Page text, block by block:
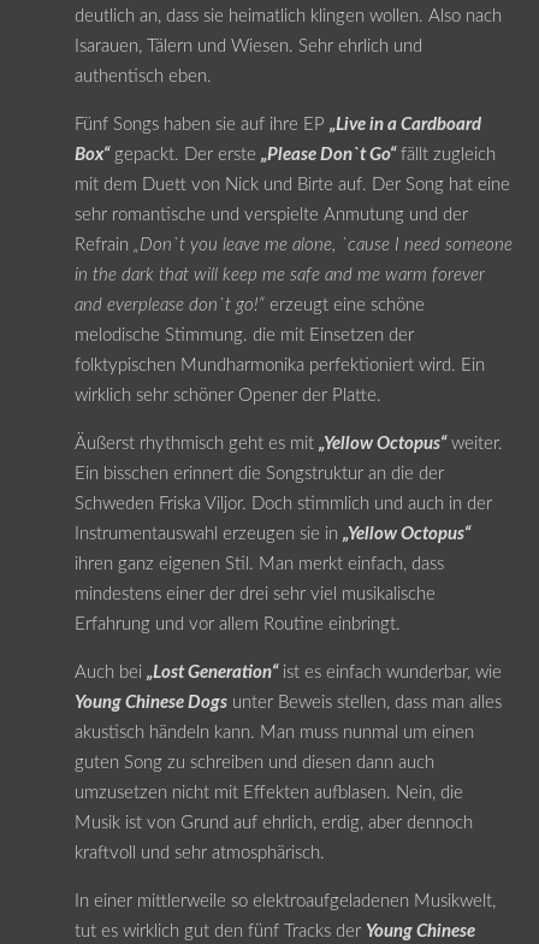
deutlich an, dass sie heimatlich klingen wollen. Also nach
Isarauen, Tälern und Wiesen. Sehr ehrlich und
authentisch eben.
Fünf Songs haben sie auf ihre EP „Live in a Cardboard
Box“gepackt. Der erste „Please Don`t Go“fällt zugleich
mit dem Duett von Nick und Birte auf. Der Song hat eine
sehr romantische und verspielte Anmutung und der
Refrain
„Don`t you leave me alone, `cause I need someone
in the dark that will keep me safe and me warm forever
and everplease don`t go!“erzeugt eine schöne
melodische Stimmung. die mit Einsetzen der
folktypischen Mundharmonika perfektioniert wird. Ein
wirklich sehr schöner Opener der Platte.
Äußerst rhythmisch geht es mit „Yellow Octopus“weiter.
Ein bisschen erinnert die Songstruktur an die der
Schweden Friska Viljor. Doch stimmlich und auch in der
Instrumentauswahl erzeugen sie in „Yellow Octopus“
ihren ganz eigenen Stil. Man merkt einfach, dass
mindestens einer der drei sehr viel musikalische
Erfahrung und vor allem Routine einbringt.
Auch bei „Lost Generation“ist es einfach wunderbar, wie
Young Chinese Dogsunter Beweis stellen, dass man alles
akustisch händeln kann. Man muss nunmal um einen
guten Song zu schreiben und diesen dann auch
umzusetzen nicht mit Effekten aufblasen. Nein, die
Musik ist von Grund auf ehrlich, erdig, aber dennoch
kraftvoll und sehr atmosphärisch.
In einer mittlerweile so elektroaufgeladenen Musikwelt,
tut es wirklich gut den fünf Tracks der Young Chinese